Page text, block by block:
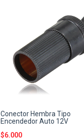
Conector Hembra Tipo
Encendedor Auto 12V
$6.000